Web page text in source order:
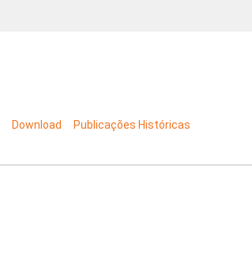
Download Publicações Históricas